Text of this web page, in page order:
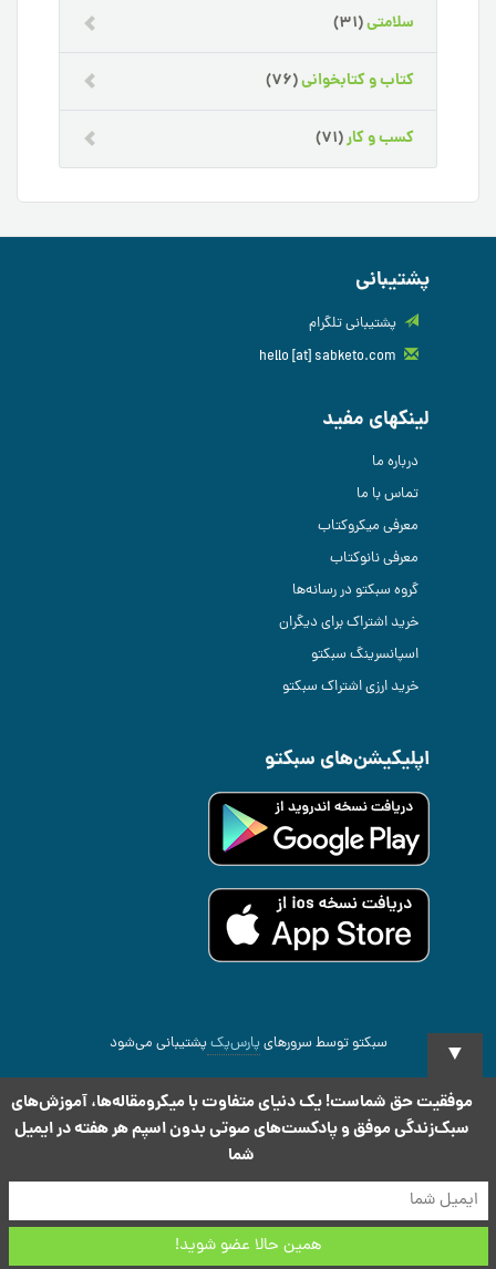
سلامتی(31)
کتاب و کتابخوانی(76)
کسب و کار(71)
پشتیبانی
پشتیبانی تلگرام
لینکهای مفید
درباره ما
تماس با ما
معرفی میکروکتاب
معرفی نانوکتاب
گروه سبکتو در رسانه‌ها
خرید اشتراک برای دیگران
اسپانسرینگ سبکتو
خرید ارزی اشتراک سبکتو
اپلیکیشن‌های سبکتو
سبکتو توسط سرورهایپارس‌پکپشتیبانی می‌شود ▼
موفقیت حق شماست! یک دنیای متفاوت با میکرومقاله‌ها، آموزش‌های
سبک‌زندگی موفق و پادکست‌های صوتی بدون اسپم هر هفته در ایمیل
شما